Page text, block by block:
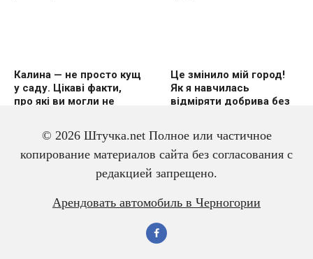
Калина — не просто кущ
у саду. Цікаві факти,
про які ви могли не
Це змінило мій город!
Як я навчилась
відміряти добрива без
3 дешевих підгодівлі в
червні — і перець
Чому гірчиця — це
справжній скарб для
© 2026 Штучка.net Полное или частичное
копирование материалов сайта без согласования с
редакцией запрещено.
Арендовать автомобиль в Черногории